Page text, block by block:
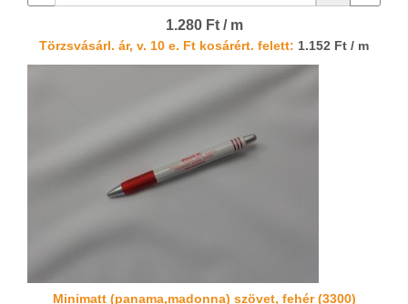
1.280 Ft / m
Törzsvásárl. ár, v. 10 e. Ft kosárért. felett: 1.152 Ft / m
Minimatt (panama,madonna) szövet, fehér (3300)